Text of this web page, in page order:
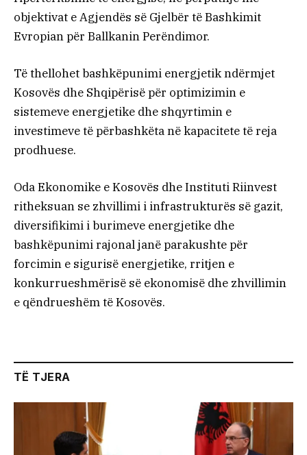
objektivat e Agjendës së Gjelbër të Bashkimit
Evropian për Ballkanin Perëndimor.
Të thellohet bashkëpunimi energjetik ndërmjet
Kosovës dhe Shqipërisë për optimizimin e
sistemeve energjetike dhe shqyrtimin e
investimeve të përbashkëta në kapacitete të reja
prodhuese.
Oda Ekonomike e Kosovës dhe Instituti Riinvest
ritheksuan se zhvillimi i infrastrukturës së gazit,
diversifikimi i burimeve energjetike dhe
bashkëpunimi rajonal janë parakushte për
forcimin e sigurisë energjetike, rritjen e
konkurrueshmërisë së ekonomisë dhe zhvillimin
e qëndrueshëm të Kosovës.
TË TJERA